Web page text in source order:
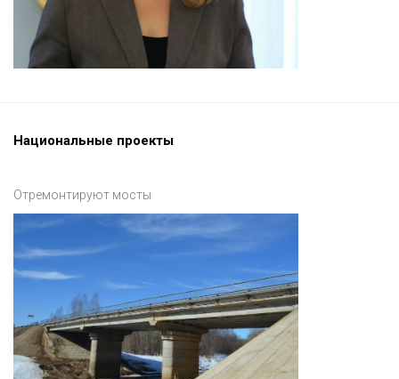
Национальные проекты
Отремонтируют мосты